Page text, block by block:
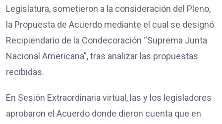
Legislatura, sometieron a la consideración del Pleno,
la Propuesta de Acuerdo mediante el cual se designó
Recipiendario de la Condecoración “Suprema Junta
Nacional Americana”, tras analizar las propuestas
recibidas.
En Sesión Extraordinaria virtual, las y los legisladores
aprobaron el Acuerdo donde dieron cuenta que en